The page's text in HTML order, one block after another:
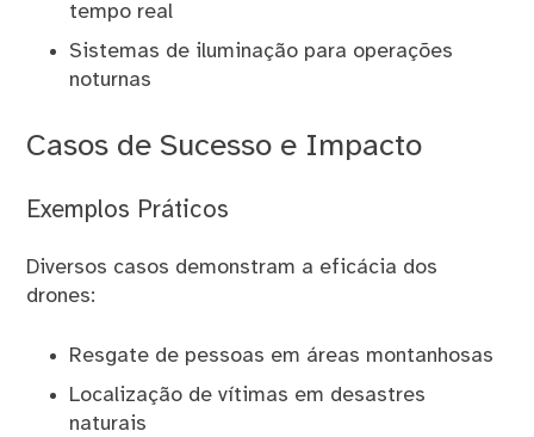
tempo real
Sistemas de iluminação para operações
noturnas
Casos de Sucesso e Impacto
Exemplos Práticos
Diversos casos demonstram a eficácia dos
drones:
Resgate de pessoas em áreas montanhosas
Localização de vítimas em desastres
naturais